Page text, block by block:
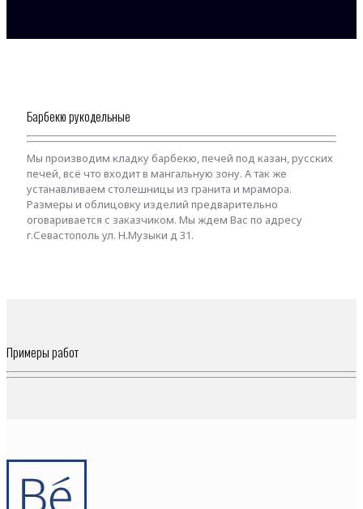
Барбекю рукодельные
Мы производим кладку барбекю, печей под казан, русских
печей, всё что входит в мангальную зону. А так же
устанавливаем столешницы из гранита и мрамора.
Размеры и облицовку изделий предварительно
оговаривается с заказчиком. Мы ждем Вас по адресу
г.Севастополь ул. Н.Музыки д 31.
Примеры работ